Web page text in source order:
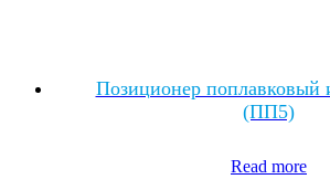
Позиционер поплавковый
(ПП5)
Read more